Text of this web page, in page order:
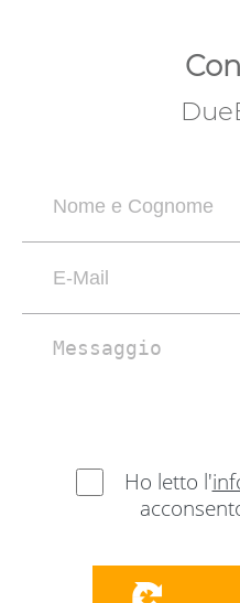
Ho letto l'